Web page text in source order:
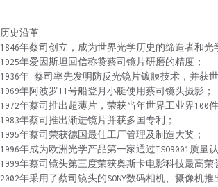
历史沿革
1846年蔡司创立，成为世界光学历史的缔造者和光
1925年爱因斯坦回信称赞蔡司镜片研磨的精度；
1936年 蔡司率先发明防反光镜片镀膜技术，并获世
1969年阿波罗11号船登月小艇使用蔡司镜头摄影；
1972年蔡司推出超薄片，荣获当年世界工业界100
1983年蔡司推出渐进镜片并获多国专利；
1995年蔡司荣获德国最佳工厂管理及制造大奖；
1996年成为欧洲光学产品第一家通过ISO9001质量
1999年蔡司镜头第三度荣获奥斯卡电影科技最高荣
2002年采用了蔡司镜头的SONY数码相机、摄像机推